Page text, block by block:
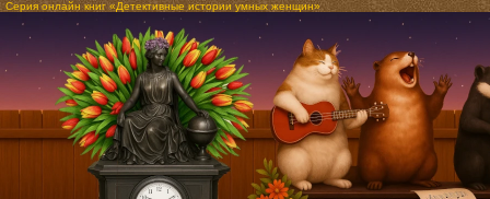
Серия онлайн книг «Детективные истории умных женщин»